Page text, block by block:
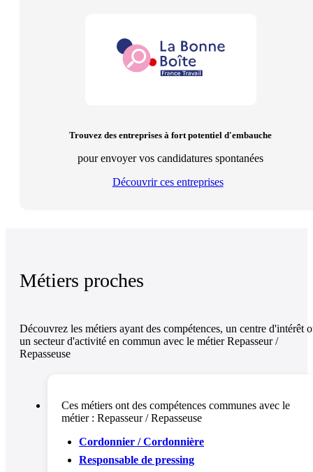
Trouvez des entreprises à fort potentiel d'embauche
pour envoyer vos candidatures spontanées
Découvrir ces entreprises
Métiers proches
Découvrez les métiers ayant des compétences, un centre d'intérêt
un secteur d'activité en commun avec le métier Repasseur /
Repasseuse
Ces métiers ont des compétences communes avec le
métier : Repasseur / Repasseuse
Cordonnier / Cordonnière
Responsable de pressing